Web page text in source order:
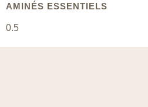
AMINÉS ESSENTIELS